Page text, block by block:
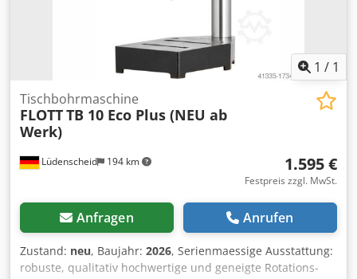
1 / 1
Lüdenscheid 194 km
Tischbohrmaschine
FLOTTTB 10 Eco Plus (NEU ab
Werk)
1.595 €
Festpreis zzgl. MwSt.
Anfragen Anrufen
Zustand: neu, Baujahr: 2026, Serienmaessige Ausstattung:
robuste, qualitativ hochwertige und geneigte Rotations-